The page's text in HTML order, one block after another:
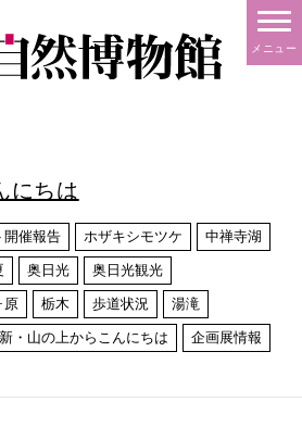
メニュー
にちは
開催報告 ホザキシモツケ 中禅寺湖
奥日光 奥日光観光
原 栃木 歩道状況 湯滝
新・山の上からこんにちは 企画展情報